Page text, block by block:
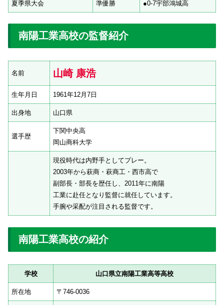
夏季県大会 準優勝 ●0-7宇部鴻城高
南陽工業高校の監督紹介
名前 山崎 康浩
生年月日 1961年12月7日
出身地 山口県
選手歴
下関中央高
岡山商科大学
現役時代は内野手としてプレー。
2003年から萩商・萩商工・西市高で
副部長・部長を歴任し、2011年に南陽
工業に赴任となり監督に就任しています。
手腕や采配が注目される監督です。
南陽工業高校の紹介
学校 山口県立南陽工業高等高校
所在地 〒746-0036